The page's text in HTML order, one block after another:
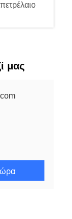
μας